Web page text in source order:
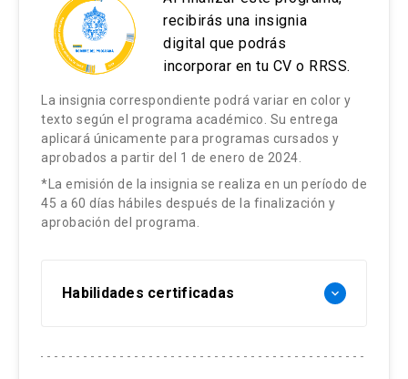
Universidad Católica de Valparaíso, Chile.
Doctora en Derecho, Pontificia Universidad
Católica de Valparaíso, Chile.
Gerardo Carvallo Castillo
Abogado, Notario de la Primera Notaría de
registral.
Profesor de Derecho civil, Departamento de
en Derecho, Universidad Autónoma de Madrid,
recibirás una insignia
digital que podrás
incorporar en tu CV o RRSS.
La insignia correspondiente podrá variar en color y
texto según el programa académico. Su entrega
aplicará únicamente para programas cursados y
aprobados a partir del 1 de enero de 2024.
*La emisión de la insignia se realiza en un período de
45 a 60 días hábiles después de la finalización y
aprobación del programa.
Habilidades certificadas keyboard_arrow_down
Notariado